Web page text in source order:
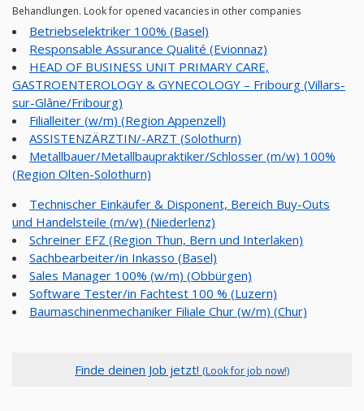
Behandlungen. Look for opened vacancies in other companies
Betriebselektriker 100% (Basel)
Responsable Assurance Qualité (Evionnaz)
HEAD OF BUSINESS UNIT PRIMARY CARE,
GASTROENTEROLOGY & GYNECOLOGY – Fribourg (Villars-
sur-Glâne/Fribourg)
Filialleiter (w/m) (Region Appenzell)
ASSISTENZÄRZTIN/-ARZT (Solothurn)
Metallbauer/Metallbaupraktiker/Schlosser (m/w) 100%
(Region Olten-Solothurn)
Technischer Einkäufer & Disponent, Bereich Buy-Outs
und Handelsteile (m/w) (Niederlenz)
Schreiner EFZ (Region Thun, Bern und Interlaken)
Sachbearbeiter/in Inkasso (Basel)
Sales Manager 100% (w/m) (Obbürgen)
Software Tester/in Fachtest 100 % (Luzern)
Baumaschinenmechaniker Filiale Chur (w/m) (Chur)
Finde deinen Job jetzt! (Look for job now!)